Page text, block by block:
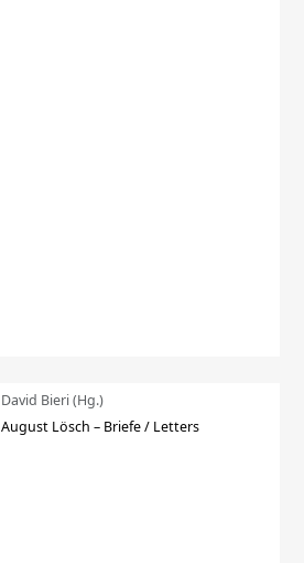
David Bieri (Hg.)
August Lösch – Briefe / Letters